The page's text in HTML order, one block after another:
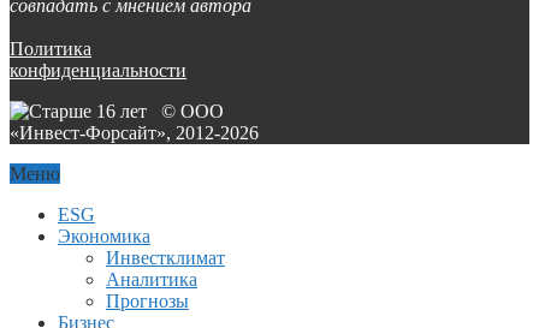
совпадать с мнением автора
Политика
конфиденциальности
© ООО
«Инвест-Форсайт», 2012-2026
Меню
ESG
Экономика
Инвестклимат
Аналитика
Прогнозы
Бизнес